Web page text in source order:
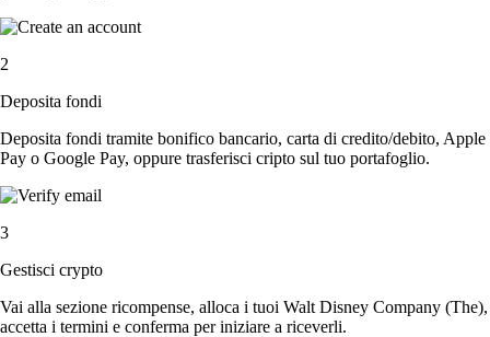
2
Deposita fondi
Deposita fondi tramite bonifico bancario, carta di credito/debito, Apple
Pay o Google Pay, oppure trasferisci cripto sul tuo portafoglio.
3
Gestisci crypto
Vai alla sezione ricompense, alloca i tuoi Walt Disney Company (The),
accetta i termini e conferma per iniziare a riceverli.